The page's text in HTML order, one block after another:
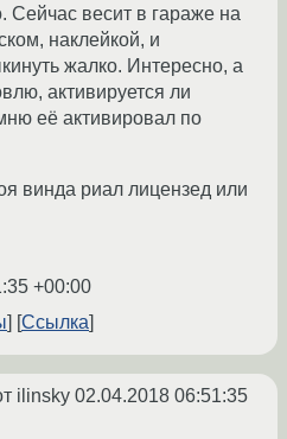
Сейчас весит в гараже на
наклейкой, и
жалко. Интересно, а
активируется ли
её активировал по
винда риал лицензед или
+00:00
Ссылка
ilinsky 02.04.2018 06:51:35